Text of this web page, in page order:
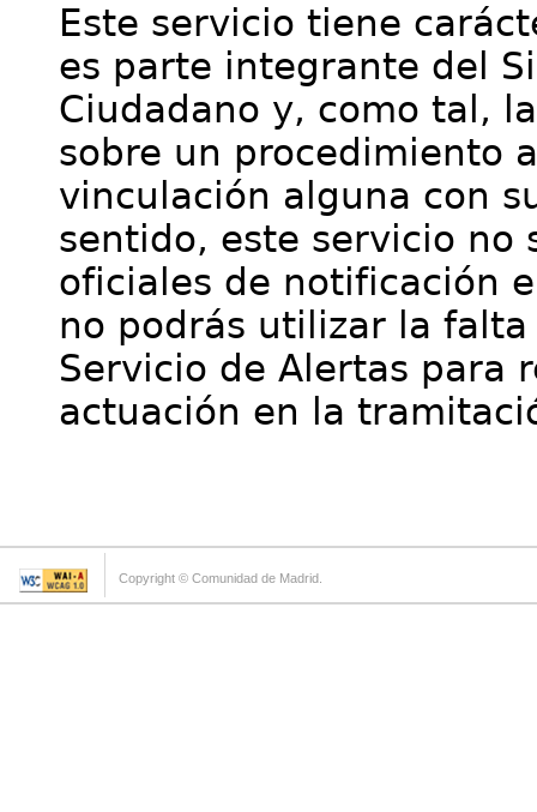
Este servicio tiene
es parte integrante del
Ciudadano y, como tal,
sobre un procedimiento
vinculación alguna con
sentido, este servicio no
oficiales de notificación
no podrás utilizar la
Servicio de Alertas para
actuación en la
Copyright © Comunidad de Madrid.